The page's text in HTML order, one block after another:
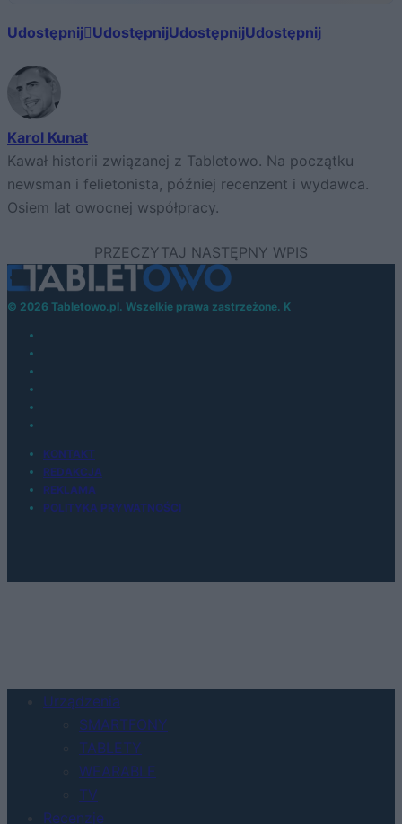
Udostępnij UdostępnijUdostępnijUdostępnij
Karol Kunat
Kawał historii związanej z Tabletowo. Na początku
newsman i felietonista, później recenzent i wydawca.
Osiem lat owocnej współpracy.
© 2026 Tabletowo.pl. Wszelkie prawa zastrzeżone. K
KONTAKT
REDAKCJA
REKLAMA
POLITYKA PRYWATNOŚCI
Urządzenia
SMARTFONY
TABLETY
WEARABLE
TV
Recenzje